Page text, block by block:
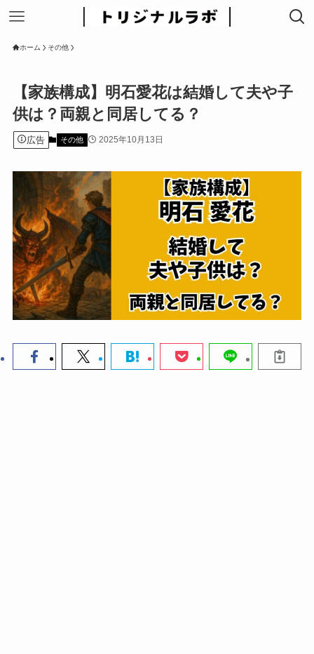
ホーム その他
【家族構成】明石愛花は結婚して夫や子
供は？両親と同居してる？
広告 その他 2025年10月13日